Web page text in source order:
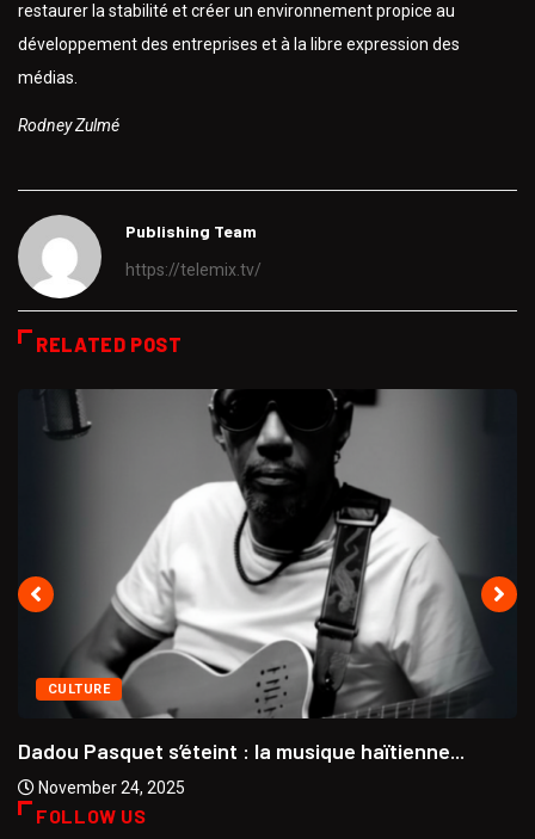
restaurer la stabilité et créer un environnement propice au
développement des entreprises et à la libre expression des
médias.
Rodney Zulmé
Publishing Team
https://telemix.tv/
RELATED POST
CULTURE
Dadou Pasquet s’éteint : la musique haïtienne...
November 24, 2025
FOLLOW US